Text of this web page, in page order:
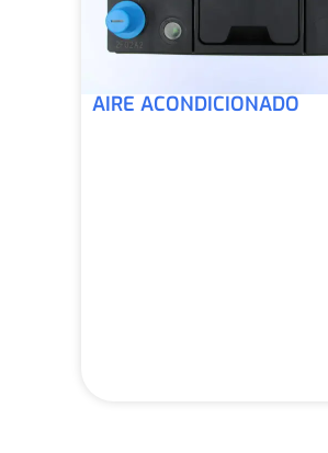
AIRE ACONDICIONADO